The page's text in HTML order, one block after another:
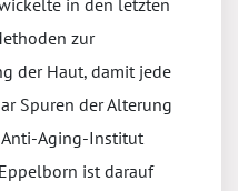
zur
der Haut, damit jede
Spuren der Alterung
Anti-Aging-Institut
ist darauf